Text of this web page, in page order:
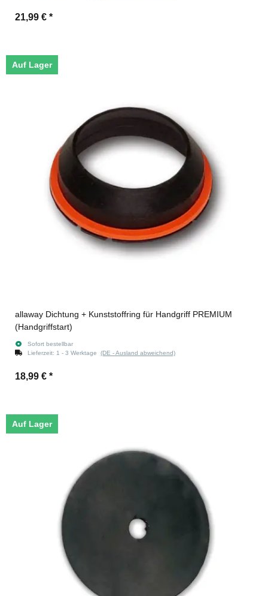
21,99 € *
Auf Lager
allaway Dichtung + Kunststoffring für Handgriff PREMIUM
(Handgriffstart)
Sofort bestellbar
Lieferzeit: 1 - 3 Werktage (DE - Ausland abweichend)
18,99 € *
Auf Lager